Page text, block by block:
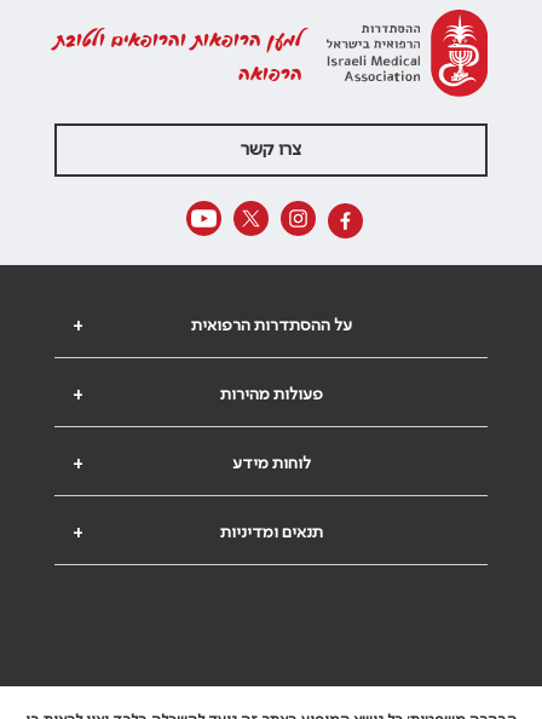
למען הרופאות והרופאים ולטובת
הרפואה
צרו קשר
+ על ההסתדרות הרפואית
+ פעולות מהירות
+ לוחות מידע
+ תנאים ומדיניות